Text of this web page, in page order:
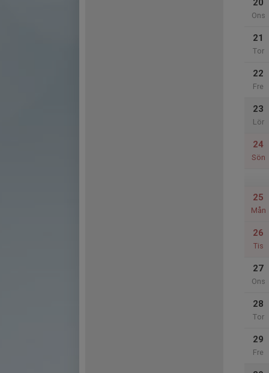
20
Ons
21
Tor
22
Fre
23
Lör
24
Sön
25
Mån
26
Tis
27
Ons
28
Tor
29
Fre